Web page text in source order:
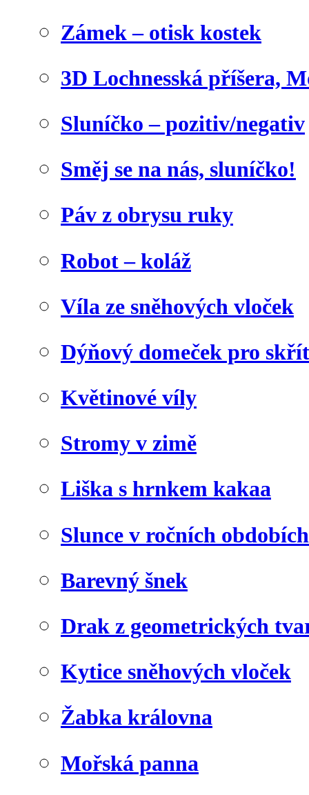
Zámek – otisk kostek
3D Lochnesská příšera,
Sluníčko – pozitiv/negativ
Směj se na nás, sluníčko!
Páv z obrysu ruky
Robot – koláž
Víla ze sněhových vloček
Dýňový domeček pro
Květinové víly
Stromy v zimě
Liška s hrnkem kakaa
Slunce v ročních obdobích
Barevný šnek
Drak z geometrických
Kytice sněhových vloček
Žabka královna
Mořská panna